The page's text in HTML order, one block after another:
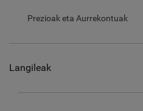
Prezioak eta Aurrekontuak
Langileak